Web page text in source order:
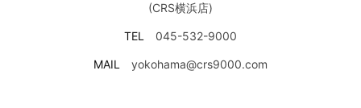
(CRS横浜店)
TEL 045-532-9000
MAIL yokohama@crs9000.com